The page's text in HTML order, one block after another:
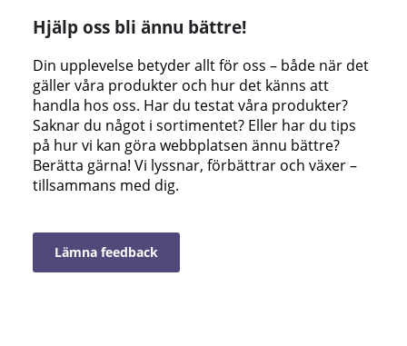
Hjälp oss bli ännu bättre!
Din upplevelse betyder allt för oss – både när det
gäller våra produkter och hur det känns att
handla hos oss. Har du testat våra produkter?
Saknar du något i sortimentet? Eller har du tips
på hur vi kan göra webbplatsen ännu bättre?
Berätta gärna! Vi lyssnar, förbättrar och växer –
tillsammans med dig.
Lämna feedback